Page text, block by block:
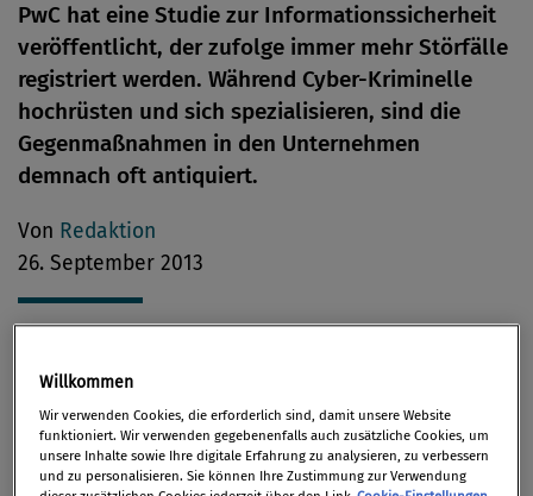
PwC hat eine Studie zur Informationssicherheit
veröffentlicht, der zufolge immer mehr Störfälle
registriert werden. Während Cyber-Kriminelle
hochrüsten und sich spezialisieren, sind die
Gegenmaßnahmen in den Unternehmen
demnach oft antiquiert.
Von Redaktion
26. September 2013
Während sich die Risiken für die
Informationssicherheit drastisch entwickelt haben,
konnten die Sicherheitsstrategien der Unternehmen
mit dieser Entwicklung nicht Schritt halten. Dies ist
Willkommen
Wir verwenden Cookies, die erforderlich sind, damit unsere Website
funktioniert. Wir verwenden gegebenenfalls auch zusätzliche Cookies, um
unsere Inhalte sowie Ihre digitale Erfahrung zu analysieren, zu verbessern
und zu personalisieren. Sie können Ihre Zustimmung zur Verwendung